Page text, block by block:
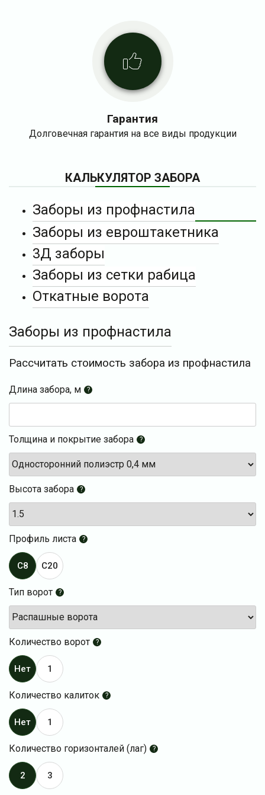
Гарантия
Долговечная гарантия на все виды продукции
КАЛЬКУЛЯТОР ЗАБОРА
Заборы из профнастила
Заборы из евроштакетника
3Д заборы
Заборы из сетки рабица
Откатные ворота
Заборы из профнастила
Рассчитать стоимость забора из профнастила
Длина забора, м ?
Толщина и покрытие забора ?
Высота забора ?
Профиль листа ?
C8 C20
Тип ворот ?
Количество ворот ?
Нет 1
Количество калиток ?
Нет 1
Количество горизонталей (лаг) ?
2 3